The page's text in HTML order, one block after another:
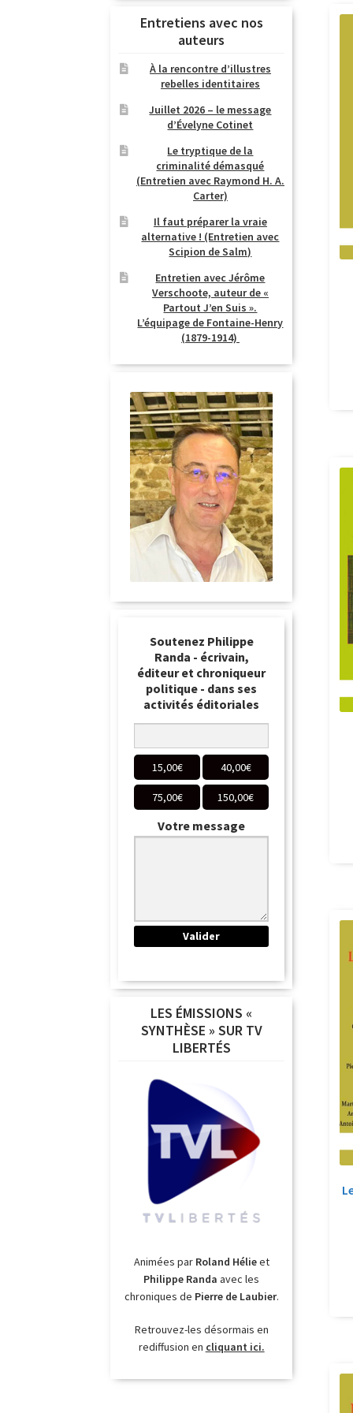
Entretiens avec nos
auteurs
À la rencontre d’illustres
rebelles identitaires
Juillet 2026 – le message
d’Évelyne Cotinet
Le tryptique de la
criminalité démasqué
(Entretien avec Raymond H. A.
Carter)
Il faut préparer la vraie
alternative ! (Entretien avec
Scipion de Salm)
Entretien avec Jérôme
Verschoote, auteur de «
Partout J’en Suis ».
L’équipage de Fontaine-Henry
(1879-1914)
Soutenez Philippe
Randa - écrivain,
éditeur et chroniqueur
politique - dans ses
activités éditoriales
15,00€ 40,00€
75,00€ 150,00€
Votre message
LES ÉMISSIONS «
SYNTHÈSE » SUR TV
LIBERTÉS
Animées par Roland Hélieet
Philippe Randa avec les
chroniques de Pierre de Laubier.
Retrouvez-les désormais en
rediffusion en cliquant ici.